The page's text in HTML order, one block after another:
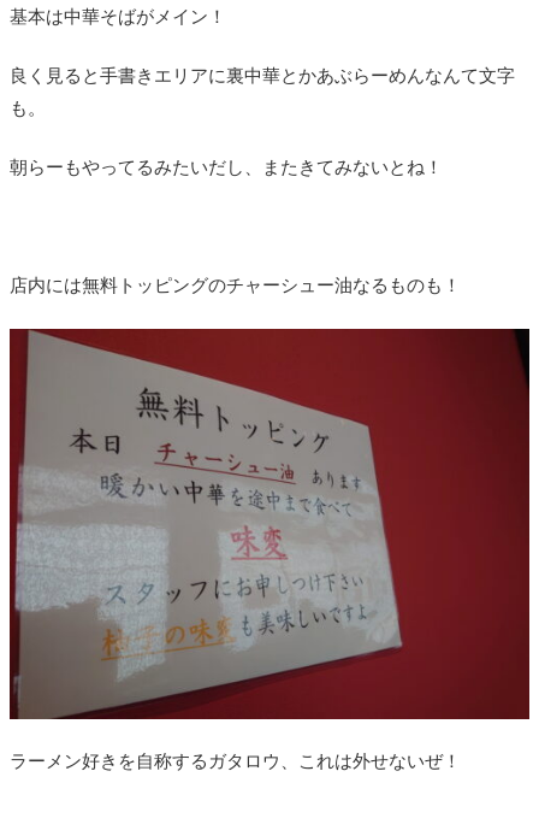
基本は中華そばがメイン！
良く見ると手書きエリアに裏中華とかあぶらーめんなんて文字
も。
朝らーもやってるみたいだし、またきてみないとね！
店内には無料トッピングのチャーシュー油なるものも！
ラーメン好きを自称するガタロウ、これは外せないぜ！